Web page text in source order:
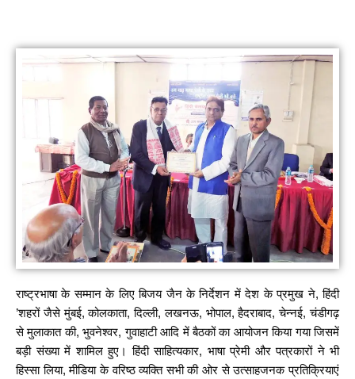
राष्ट्रभाषा के सम्मान के लिए बिजय जैन के निर्देशन में देश के प्रमुख ने, हिंदी
’शहरों जैसे मुंबई, कोलकाता, दिल्ली, लखनऊ, भोपाल, हैदराबाद, चेन्नई, चंडीगढ़
से मुलाकात की, भुवनेश्वर, गुवाहाटी आदि में बैठकों का आयोजन किया गया जिसमें
बड़ी संख्या में शामिल हुए। हिंदी साहित्यकार, भाषा प्रेमी और पत्रकारों ने भी
हिस्सा लिया, मीडिया के वरिष्ठ व्यक्ति सभी की ओर से उत्साहजनक प्रतिक्रियाएं